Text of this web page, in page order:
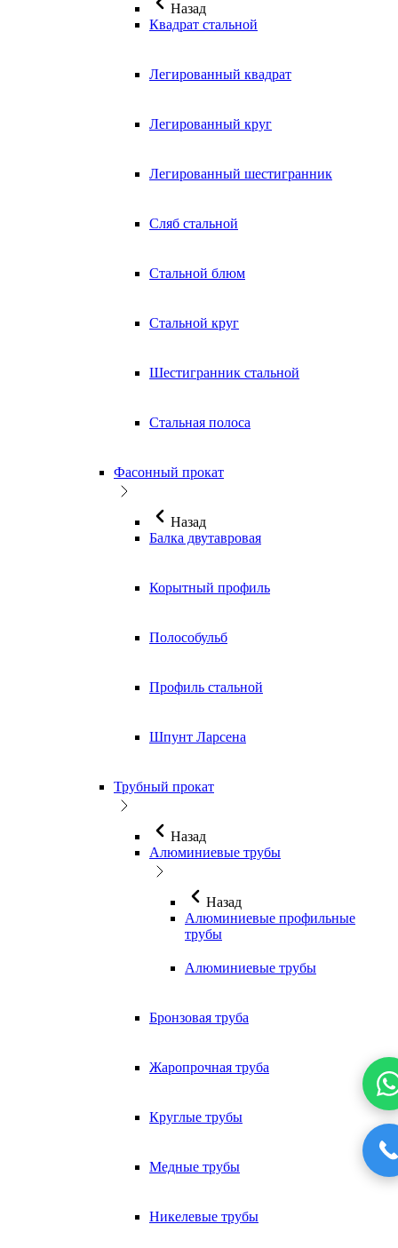
Назад
Квадрат стальной
Легированный квадрат
Легированный круг
Легированный шестигранник
Сляб стальной
Стальной блюм
Стальной круг
Шестигранник стальной
Стальная полоса
Фасонный прокат
Назад
Балка двутавровая
Корытный профиль
Полособульб
Профиль стальной
Шпунт Ларсена
Трубный прокат
Назад
Алюминиевые трубы
Назад
Алюминиевые профильные
трубы
Алюминиевые трубы
Бронзовая труба
Жаропрочная труба
Круглые трубы
Медные трубы
Никелевые трубы